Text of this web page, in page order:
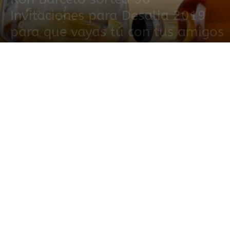
Invitaciones para Desalia 2019
para que vayas tú con tus amigos